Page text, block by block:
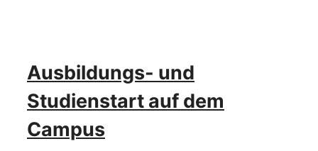
Ausbildungs- und
Studienstart auf dem
Campus